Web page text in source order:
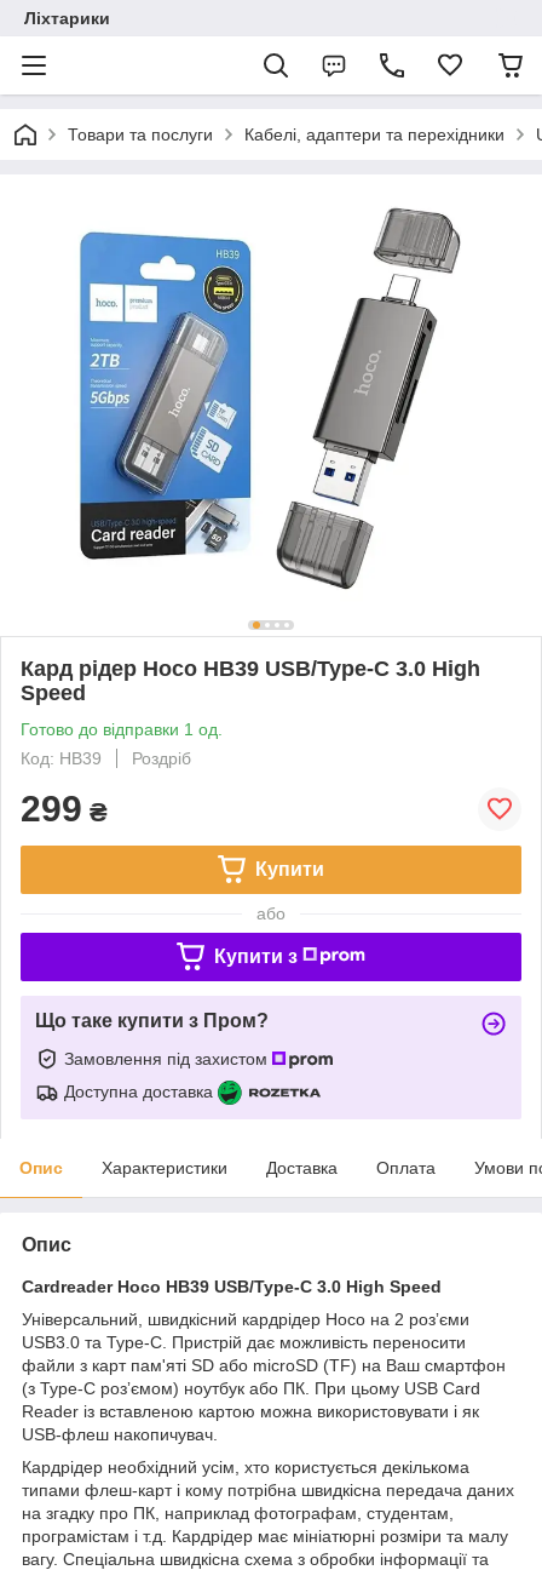
Ліхтарики
Товари та послуги Кабелі, адаптери та перехідники
Кард рідер Hoco HB39 USB/Type-C 3.0 High
Speed
Готово до відправки 1 од.
Код: HB39
Роздріб
299 ₴
Купити
або
Купити з
Що таке купити з Пром?
Замовлення під захистом
Доступна доставка
Опис Характеристики Доставка Оплата Умови
Опис
Cardreader Hoco HB39 USB/Type-C 3.0 High Speed
Універсальний, швидкісний кардрідер Hoco на 2 розʼєми
USB3.0 та Type-C. Пристрій дає можливість переносити
файли з карт пам'яті SD або microSD (TF) на Ваш cмартфон
(з Type-C розʼємом) ноутбук або ПК. При цьому USB Card
Reader із вставленою картою можна використовувати і як
USB-флеш накопичувач.
Кардрідер необхідний усім, хто користується декількома
типами флеш-карт і кому потрібна швидкісна передача даних
на згадку про ПК, наприклад фотографам, студентам,
програмістам і т.д. Кардрідер має мініатюрні розміри та малу
вагу. Спеціальна швидкісна схема з обробки інформації та